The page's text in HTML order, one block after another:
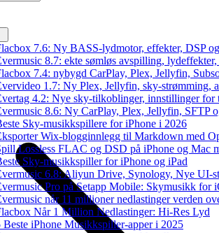
7.6: Ny BASS-lydmotor, effekter, DSP
8.7: ekte sømløs avspilling,
7.4: nybygd CarPlay, Plex, Jellyfin,
1.7: Ny Plex, Jellyfin, sky-strømming,
4.2: Nye sky-tilkoblinger, innstillinger for
8.6: Ny CarPlay, Plex, Jellyfin, SFTP
Sky-musikkspillere for iPhone i 2026
Wix-blogginnlegg til Markdown med
Lossless FLAC og DSD på iPhone og Mac
Sky-musikkspiller for iPhone og iPad
6.8: Aliyun Drive, Synology, Nye UI-
Pro på Setapp Mobile: Skymusikk for
når 11 millioner nedlastinger verden
Når 1 Million Nedlastinger: Hi-Res Lyd
Beste iPhone Musikkspiller-apper i 2025